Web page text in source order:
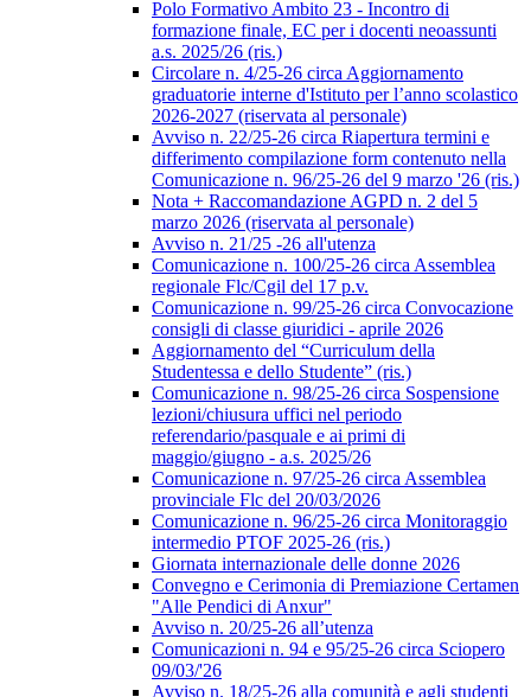
Polo Formativo Ambito 23 - Incontro di
formazione finale, EC per i docenti neoassunti
a.s. 2025/26 (ris.)
Circolare n. 4/25-26 circa Aggiornamento
graduatorie interne d'Istituto per l’anno scolastico
2026-2027 (riservata al personale)
Avviso n. 22/25-26 circa Riapertura termini e
differimento compilazione form contenuto nella
Comunicazione n. 96/25-26 del 9 marzo '26 (ris.)
Nota + Raccomandazione AGPD n. 2 del 5
marzo 2026 (riservata al personale)
Avviso n. 21/25 -26 all'utenza
Comunicazione n. 100/25-26 circa Assemblea
regionale Flc/Cgil del 17 p.v.
Comunicazione n. 99/25-26 circa Convocazione
consigli di classe giuridici - aprile 2026
Aggiornamento del “Curriculum della
Studentessa e dello Studente” (ris.)
Comunicazione n. 98/25-26 circa Sospensione
lezioni/chiusura uffici nel periodo
referendario/pasquale e ai primi di
maggio/giugno - a.s. 2025/26
Comunicazione n. 97/25-26 circa Assemblea
provinciale Flc del 20/03/2026
Comunicazione n. 96/25-26 circa Monitoraggio
intermedio PTOF 2025-26 (ris.)
Giornata internazionale delle donne 2026
Convegno e Cerimonia di Premiazione Certamen
"Alle Pendici di Anxur"
Avviso n. 20/25-26 all’utenza
Comunicazioni n. 94 e 95/25-26 circa Sciopero
09/03/'26
Avviso n. 18/25-26 alla comunità e agli studenti